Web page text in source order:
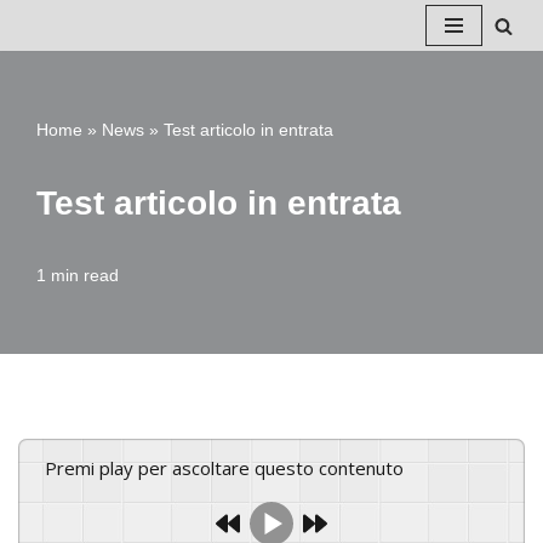
contenuto
Home » News » Test articolo in entrata
Test articolo in entrata
1 min read
Premi play per ascoltare questo contenuto